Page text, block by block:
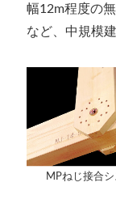
幅12m程度の
など、中規模
MPねじ接合